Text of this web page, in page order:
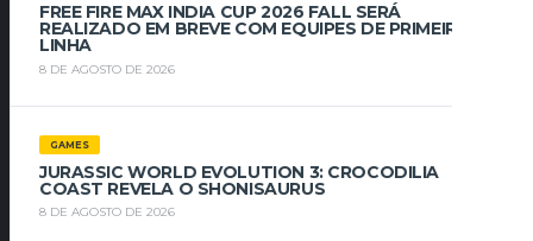
FREE FIRE MAX INDIA CUP 2026 FALL SERÁ
REALIZADO EM BREVE COM EQUIPES DE PRIMEIRA
LINHA
8 DE AGOSTO DE 2026
GAMES
JURASSIC WORLD EVOLUTION 3: CROCODILIA
COAST REVELA O SHONISAURUS
8 DE AGOSTO DE 2026